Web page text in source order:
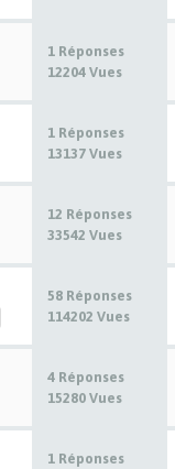
1 Réponses
12204 Vues
1 Réponses
13137 Vues
12 Réponses
33542 Vues
58 Réponses
114202 Vues
4 Réponses
15280 Vues
1 Réponses